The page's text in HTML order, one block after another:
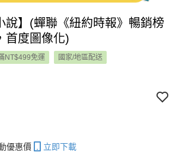
說】(蟬聯《紐約時報》暢銷榜
首度圖像化)
NT$499免運 國家/地區配送
優惠價 立即下載